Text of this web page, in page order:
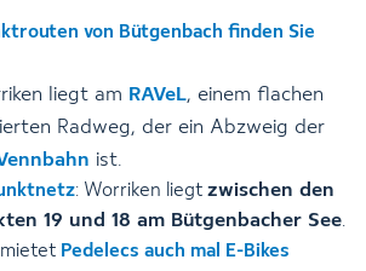
von Bütgenbach finden Sie
liegt am RAVeL, einem flachen
Radweg, der ein Abzweig der
ist.
: Worriken liegt zwischen den
19 und 18 am Bütgenbacher See.
Pedelecs auch mal E-Bikes